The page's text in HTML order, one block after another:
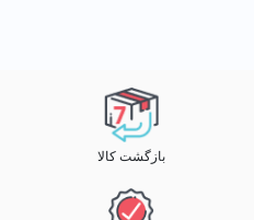
بازگشت کالا